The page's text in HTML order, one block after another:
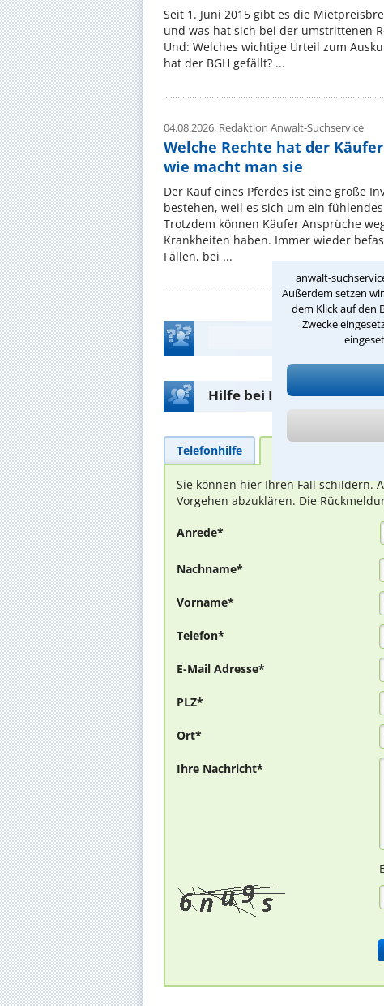
anwalt-
Außerdem setzen
dem Klick auf den
Zwecke
Seit 1. Juni 2015 gibt es die
und was hat sich bei der umstrittenen
Und: Welches wichtige Urteil zum
hat der BGH gefällt? ...
04.08.2026, Redaktion Anwalt-Suchservice
Welche Rechte hat der
wie macht man sie
Der Kauf eines Pferdes ist eine große
bestehen, weil es sich um ein
Trotzdem können Käufer Ansprüche
Krankheiten haben. Immer wieder
Fällen, bei ...
Hilfe bei Ihrer
Telefonhilfe
Sie können hier Ihren Fall schildern.
Vorgehen abzuklären. Die
Anrede*
Nachname*
Vorname*
Telefon*
E-Mail Adresse*
PLZ*
Ort*
Ihre Nachricht*